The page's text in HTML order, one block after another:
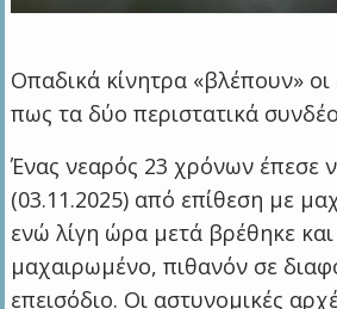
Οπαδικά κίνητρα «βλέπουν» οι
πως τα δύο περιστατικά
Ένας νεαρός 23 χρόνων έπεσε
(03.11.2025) από επίθεση με
ενώ λίγη ώρα μετά βρέθηκε
μαχαιρωμένο, πιθανόν σε
επεισόδιο. Οι αστυνομικές